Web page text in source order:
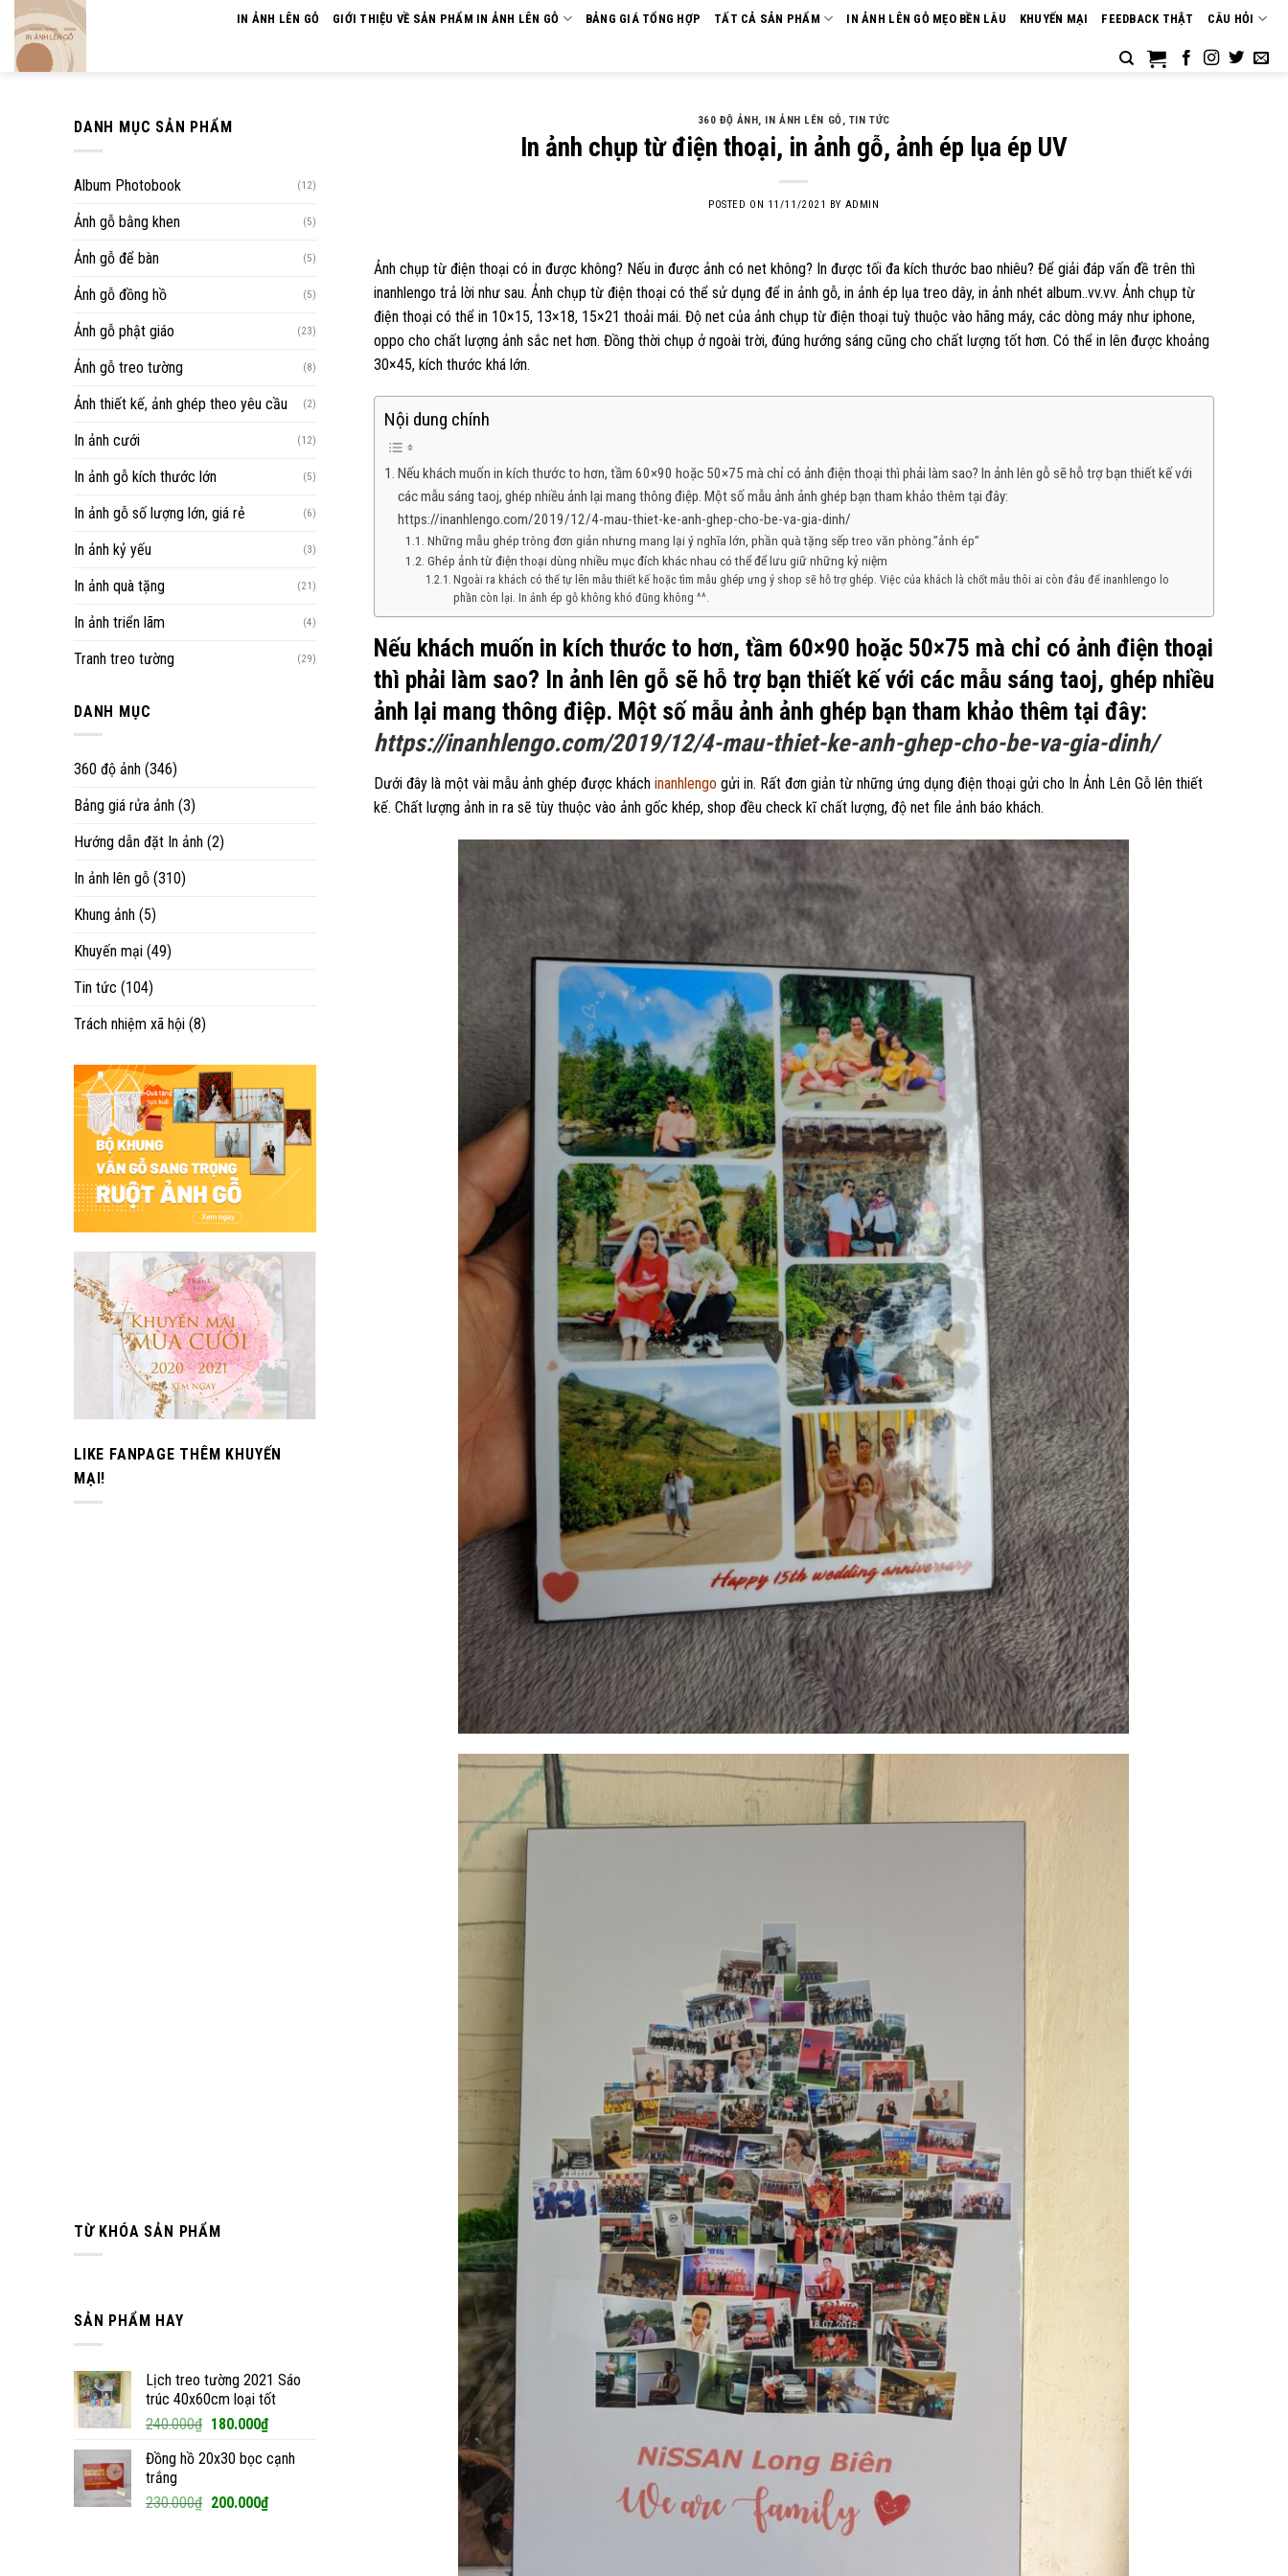
Skip
content
IN ẢNH LÊN GỖ GIỚI THIỆU VỀ SẢN PHẨM IN ẢNH LÊN GỖ BẢNG GIÁ TỔNG HỢP TẤT CẢ SẢN PHẨM IN ẢNH LÊN GỖ MẸO BỀN LÂU KHUYẾN MẠI FEEDBACK THẬT CÂU HỎI
DANH MỤC SẢN PHẨM
Album Photobook (12)
Ảnh gỗ bằng khen (5)
Ảnh gỗ để bàn (5)
Ảnh gỗ đồng hồ (5)
Ảnh gỗ phật giáo (23)
Ảnh gỗ treo tường (8)
Ảnh thiết kế, ảnh ghép theo yêu cầu (2)
In ảnh cưới (12)
In ảnh gỗ kích thước lớn (5)
In ảnh gỗ số lượng lớn, giá rẻ (6)
In ảnh kỷ yếu (3)
In ảnh quà tặng (21)
In ảnh triển lãm (4)
Tranh treo tường (29)
DANH MỤC
360 độ ảnh (346)
Bảng giá rửa ảnh (3)
Hướng dẫn đặt In ảnh (2)
In ảnh lên gỗ (310)
Khung ảnh (5)
Khuyến mại (49)
Tin tức (104)
Trách nhiệm xã hội (8)
LIKE FANPAGE THÊM KHUYẾN
MẠI!
TỪ KHÓA SẢN PHẨM
SẢN PHẨM HAY
Lịch treo tường 2021 Sáo
trúc 40x60cm loại tốt
240.000₫ Giá
là:
180.000₫Giá
tại
180.000₫.
Đồng hồ 20x30 bọc cạnh
trắng
230.000₫ Giá
200.000₫Giá
360 ĐỘ ẢNH, IN ẢNH LÊN GỖ, TIN TỨC
In ảnh chụp từ điện thoại, in ảnh gỗ, ảnh ép lụa ép UV
POSTED ON 11/11/2021 BY ADMIN
Ảnh chụp từ điện thoại có in được không? Nếu in được ảnh có net không? In được tối đa kích thước bao nhiêu? Để giải đáp vấn đề trên thì
inanhlengo trả lời như sau. Ảnh chụp từ điện thoại có thể sử dụng để in ảnh gỗ, in ảnh ép lụa treo dây, in ảnh nhét album..vv.vv. Ảnh chụp từ
điện thoại có thể in 10×15, 13×18, 15×21 thoải mái. Độ net của ảnh chụp từ điện thoại tuỳ thuộc vào hãng máy, các dòng máy như iphone,
oppo cho chất lượng ảnh sắc net hơn. Đồng thời chụp ở ngoài trời, đúng hướng sáng cũng cho chất lượng tốt hơn. Có thể in lên được khoảng
30×45, kích thước khá lớn.
Nội dung chính
Nếu khách muốn in kích thước to hơn, tầm 60×90 hoặc 50×75 mà chỉ có ảnh điện thoại thì phải làm sao? In ảnh lên gỗ sẽ hỗ trợ bạn thiết kế với
các mẫu sáng taoj, ghép nhiều ảnh lại mang thông điệp. Một số mẫu ảnh ảnh ghép bạn tham khảo thêm tại đây:
https://inanhlengo.com/2019/12/4-mau-thiet-ke-anh-ghep-cho-be-va-gia-dinh/
Những mẫu ghép trông đơn giản nhưng mang lại ý nghĩa lớn, phần quà tặng sếp treo văn phòng.”ảnh ép”
Ghép ảnh từ điện thoại dùng nhiều mục đích khác nhau có thể để lưu giữ những kỷ niệm
Ngoài ra khách có thể tự lên mẫu thiết kế hoặc tìm mẫu ghép ưng ý shop sẽ hỗ trợ ghép. Việc của khách là chốt mẫu thôi ai còn đâu để inanhlengo lo
phần còn lại. In ảnh ép gỗ không khó đũng không ^^.
Nếu khách muốn in kích thước to hơn, tầm 60×90 hoặc 50×75 mà chỉ có ảnh điện thoại
thì phải làm sao? In ảnh lên gỗ sẽ hỗ trợ bạn thiết kế với các mẫu sáng taoj, ghép nhiều
ảnh lại mang thông điệp. Một số mẫu ảnh ảnh ghép bạn tham khảo thêm tại đây:
https://inanhlengo.com/2019/12/4-mau-thiet-ke-anh-ghep-cho-be-va-gia-dinh/
Dưới đây là một vài mẫu ảnh ghép được khách inanhlengo gửi in. Rất đơn giản từ những ứng dụng điện thoại gửi cho In Ảnh Lên Gỗ lên thiết
kế. Chất lượng ảnh in ra sẽ tùy thuộc vào ảnh gốc khép, shop đều check kĩ chất lượng, độ net file ảnh báo khách.